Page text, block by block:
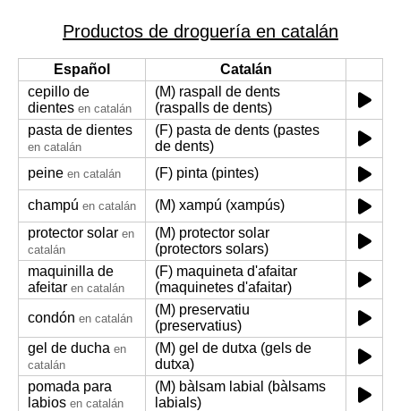
Productos de droguería en catalán
Español
Catalán
cepillo de
dientes en catalán
(M) raspall de dents
(raspalls de dents)
pasta de dientes
en catalán
(F) pasta de dents (pastes
de dents)
peine en catalán (F) pinta (pintes)
champú en catalán
(M) xampú (xampús)
protector solar en
catalán
(M) protector solar
(protectors solars)
maquinilla de
afeitar en catalán
(F) maquineta d'afaitar
(maquinetes d'afaitar)
condón en catalán
(M) preservatiu
(preservatius)
gel de ducha en
catalán
(M) gel de dutxa (gels de
dutxa)
pomada para
labios en catalán
(M) bàlsam labial (bàlsams
labials)